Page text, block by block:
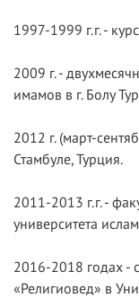
1997-1999 г.г. -
2009 г. -
имамов в г. Болу
2012 г. (март-
Стамбуле, Турция.
2011-2013 г.г. -
университета
2016-2018 годах -
«Религиовед» в